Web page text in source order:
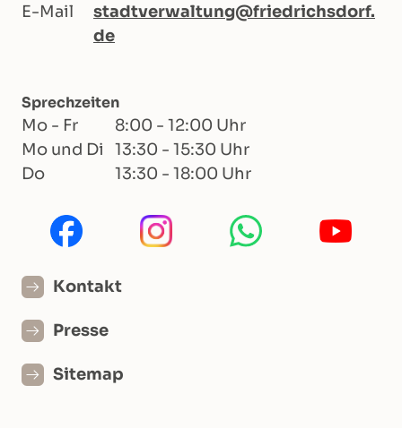
E-Mail
stadtverwaltung@friedrichsdorf.
de
Sprechzeiten
Mo - Fr
8:00 - 12:00 Uhr
Mo und Di
13:30 - 15:30 Uhr
Do
13:30 - 18:00 Uhr
Kontakt
Presse
Sitemap